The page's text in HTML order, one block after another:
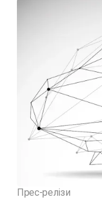
Прес-релізи